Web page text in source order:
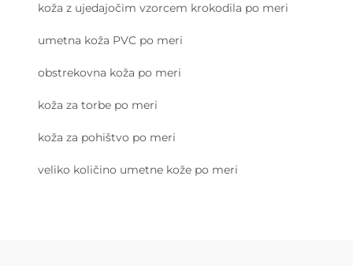
koža z ujedajočim vzorcem krokodila po meri
umetna koža PVC po meri
obstrekovna koža po meri
koža za torbe po meri
koža za pohištvo po meri
veliko količino umetne kože po meri